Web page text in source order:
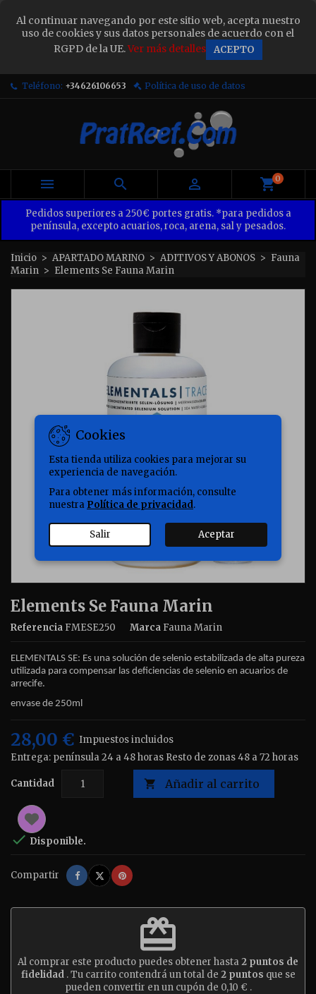
Al continuar navegando por este sitio web, acepta nuestro
uso de cookies y sus datos personales de acuerdo con el
RGPD de la UE.Ver más detalles ACEPTO
Teléfono: +34626106653 Política de uso de datos
   0
Pedidos superiores a 250€ portes gratis. *para pedidos a
península, excepto acuarios, roca, arena, sal y pesados.
Inicio APARTADO MARINO ADITIVOS Y ABONOS
Fauna
Marin
Elements Se Fauna Marin
Elements Se Fauna Marin
Referencia FMESE250 Marca Fauna Marin
ELEMENTALS SE: Es una solución de selenio estabilizada de alta pureza
utilizada para compensar las deficiencias de selenio en acuarios de
arrecife.
envase de 250ml
28,00 € Impuestos incluidos
Entrega: península 24 a 48 horas Resto de zonas 48 a 72 horas
Cantidad  Añadir al carrito
 Disponible.
Compartir Compartir
TuitearPinterest
redeem
Al comprar este producto puedes obtener hasta2 puntos de
fidelidad. Tu carrito contendrá un total de 2puntos que se
pueden convertir en un cupón de 0,10 € .
Cookies
Esta tienda utiliza cookies para mejorar su
experiencia de navegación.
Para obtener más información, consulte
nuestra Política de privacidad.
Salir Aceptar
Sign in ×
You need to be logged in to save products in your
wish list.